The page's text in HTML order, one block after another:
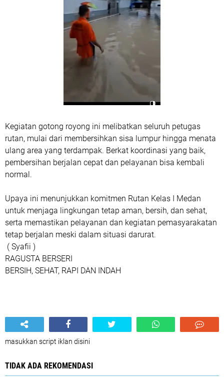
Kegiatan gotong royong ini melibatkan seluruh petugas
rutan, mulai dari membersihkan sisa lumpur hingga menata
ulang area yang terdampak. Berkat koordinasi yang baik,
pembersihan berjalan cepat dan pelayanan bisa kembali
normal.
Upaya ini menunjukkan komitmen Rutan Kelas I Medan
untuk menjaga lingkungan tetap aman, bersih, dan sehat,
serta memastikan pelayanan dan kegiatan pemasyarakatan
tetap berjalan meski dalam situasi darurat.
( Syafii )
RAGUSTA BERSERI
BERSIH, SEHAT, RAPI DAN INDAH
masukkan script iklan disini
TIDAK ADA REKOMENDASI